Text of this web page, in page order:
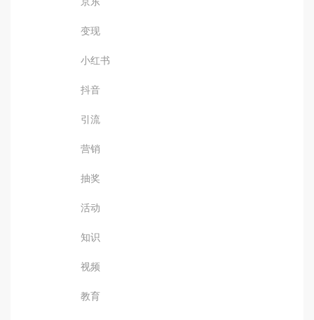
变现
小红书
抖音
引流
营销
抽奖
活动
知识
视频
教育